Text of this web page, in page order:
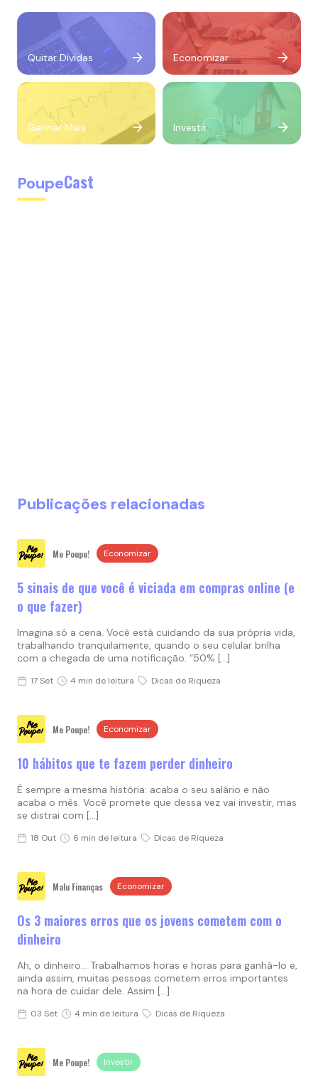
Quitar Dívidas Economizar
Ganhar Mais Investir
PoupeCast
Publicações relacionadas
Me Poupe! Economizar
5 sinais de que você é viciada em compras online (e
o que fazer)
Imagina só a cena. Você está cuidando da sua própria vida,
trabalhando tranquilamente, quando o seu celular brilha
com a chegada de uma notificação. “50% […]
17 Set 4 min de leitura Dicas de Riqueza
Me Poupe! Economizar
10 hábitos que te fazem perder dinheiro
É sempre a mesma história: acaba o seu salário e não
acaba o mês. Você promete que dessa vez vai investir, mas
se distrai com […]
18 Out 6 min de leitura Dicas de Riqueza
Malu Finanças Economizar
Os 3 maiores erros que os jovens cometem com o
dinheiro
Ah, o dinheiro… Trabalhamos horas e horas para ganhá-lo e,
ainda assim, muitas pessoas cometem erros importantes
na hora de cuidar dele. Assim […]
03 Set 4 min de leitura Dicas de Riqueza
Me Poupe! Investir